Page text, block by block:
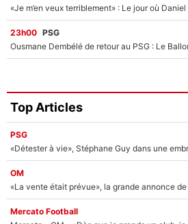
23h00 PSG
Top Articles
PSG
«Détester à vie», Stéphane Guy dans une
OM
«La vente était prévue», la grande annonce de
Mercato Football